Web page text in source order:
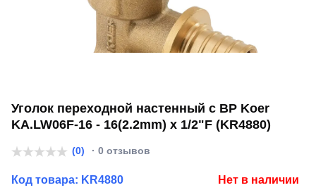
Уголок переходной настенный с ВР Koer
KA.LW06F-16 - 16(2.2mm) x 1/2"F (KR4880)
(0) · 0 отзывов
Код товара: KR4880 Нет в наличии